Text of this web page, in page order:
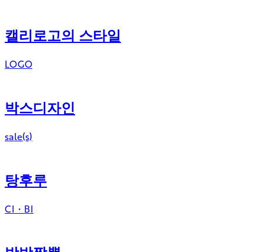
캘리로고의 스타일
LOGO
박스디자인
sale(s)
탕후루
CI・BI